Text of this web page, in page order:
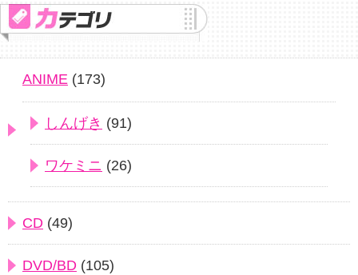
ANIME (173)
しんげき (91)
ワケミニ (26)
CD (49)
DVD/BD (105)